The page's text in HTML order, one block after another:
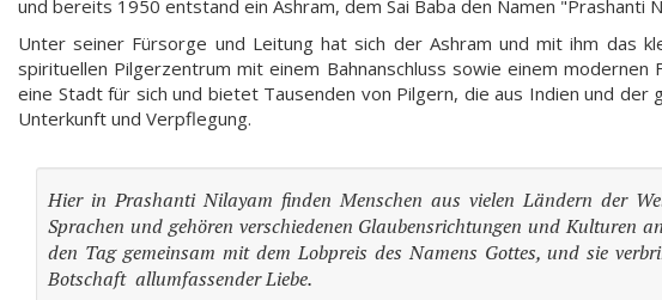
und bereits 1950 entstand ein Ashram, dem Sai Baba den Namen "Prashanti
Unter seiner Fürsorge und Leitung hat sich der Ashram und mit ihm das
spirituellen Pilgerzentrum mit einem Bahnanschluss sowie einem modernen
eine Stadt für sich und bietet Tausenden von Pilgern, die aus Indien und der
Unterkunft und Verpflegung.
Hier in Prashanti Nilayam finden Menschen aus vielen Ländern der
Sprachen und gehören verschiedenen Glaubensrichtungen und Kulturen
den Tag gemeinsam mit dem Lobpreis des Namens Gottes, und sie
Botschaft allumfassender Liebe.